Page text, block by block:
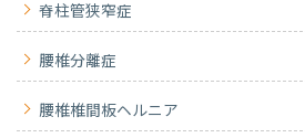
脊柱管狭窄症
腰椎分離症
腰椎椎間板ヘルニア